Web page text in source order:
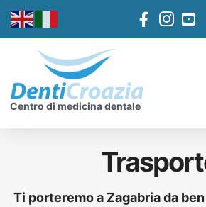
Centro di medicina dentale
Ti porteremo a Zagabria da